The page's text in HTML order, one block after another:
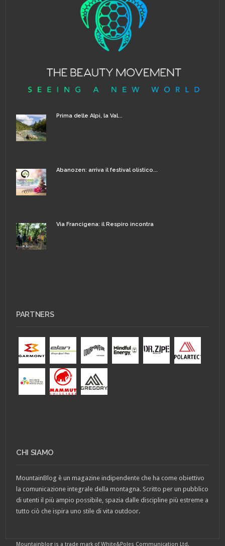
Prima delle Alpi, la Val...
Abanozen: arriva il festival olistico...
Via Francigena: il Respiro incontra
PARTNERS
CHI SIAMO
MountainBlog è un magazine indipendente che ha come obiettivo
la comunicazione integrale della montagna. Scritto per un pubblico
di utenti il più ampio possibile, spazia dalle discipline più estreme a
tutto ciò che ispira uno stile di vita outdoor.
Mountainblog is a trade mark of White&Poles Communication Ltd.